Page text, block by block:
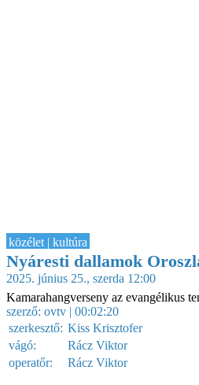
közélet | kultúra
Nyáresti dallamok
2025. június 25., szerda 12:00
Kamarahangverseny az evangélikus
szerző: ovtv | 00:02:20
szerkesztő: Kiss Krisztofer
vágó:
Rácz Viktor
operatőr:
Rácz Viktor